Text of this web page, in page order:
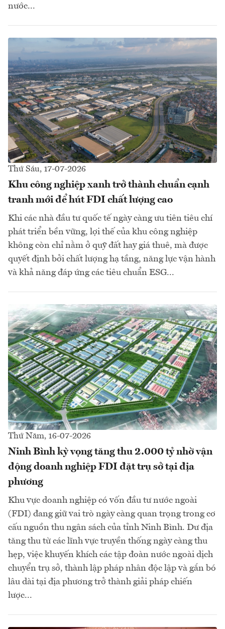
nước...
Thứ Sáu, 17-07-2026
Khu công nghiệp xanh trở thành chuẩn cạnh
tranh mới để hút FDI chất lượng cao
Khi các nhà đầu tư quốc tế ngày càng ưu tiên tiêu chí
phát triển bền vững, lợi thế của khu công nghiệp
không còn chỉ nằm ở quỹ đất hay giá thuê, mà được
quyết định bởi chất lượng hạ tầng, năng lực vận hành
và khả năng đáp ứng các tiêu chuẩn ESG...
Thứ Năm, 16-07-2026
Ninh Bình kỳ vọng tăng thu 2.000 tỷ nhờ vận
động doanh nghiệp FDI đặt trụ sở tại địa
phương
Khu vực doanh nghiệp có vốn đầu tư nước ngoài
(FDI) đang giữ vai trò ngày càng quan trọng trong cơ
cấu nguồn thu ngân sách của tỉnh Ninh Bình. Dư địa
tăng thu từ các lĩnh vực truyền thống ngày càng thu
hẹp, việc khuyến khích các tập đoàn nước ngoài dịch
chuyển trụ sở, thành lập pháp nhân độc lập và gắn bó
lâu dài tại địa phương trở thành giải pháp chiến
lược...